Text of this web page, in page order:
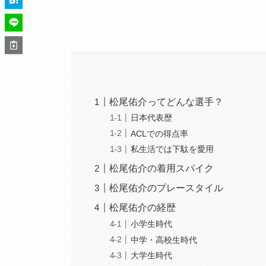
松尾佑介ってどんな選手？
日本代表歴
ACLでの得点率
私生活では下駄を愛用
松尾佑介の着用スパイク
松尾佑介のプレースタイル
松尾佑介の経歴
小学生時代
中学・高校生時代
大学生時代